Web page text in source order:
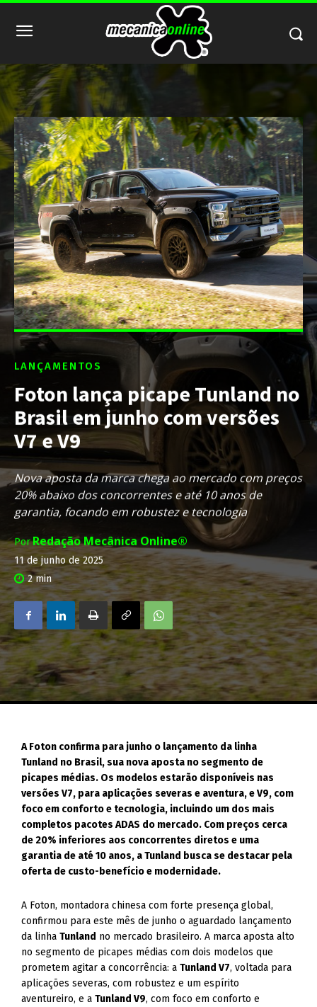
LANÇAMENTOS
Foton lança picape Tunland no
Brasil em junho com versões
V7 e V9
Nova aposta da marca chega ao mercado com preços
20% abaixo dos concorrentes e até 10 anos de
garantia, focando em robustez e tecnologia
PorRedação Mecânica Online®
11 de junho de 2025
2min
A Foton confirma para junho o lançamento da linha
Tunland no Brasil, sua nova aposta no segmento de
picapes médias. Os modelos estarão disponíveis nas
versões V7, para aplicações severas e aventura, e V9, com
foco em conforto e tecnologia, incluindo um dos mais
completos pacotes ADAS do mercado. Com preços cerca
de 20% inferiores aos concorrentes diretos e uma
garantia de até 10 anos, a Tunland busca se destacar pela
oferta de custo-benefício e modernidade.
A Foton, montadora chinesa com forte presença global,
confirmou para este mês de junho o aguardado lançamento
da linhaTunland no mercado brasileiro. A marca aposta alto
no segmento de picapes médias com dois modelos que
prometem agitar a concorrência: aTunland V7, voltada para
aplicações severas, com robustez e um espírito
aventureiro, e aTunland V9, com foco em conforto e